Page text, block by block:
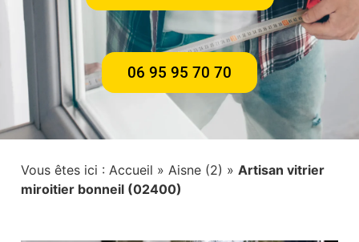
06 95 95 70 70
Vous êtes ici : Accueil » Aisne (2) » Artisan vitrier
miroitier bonneil (02400)